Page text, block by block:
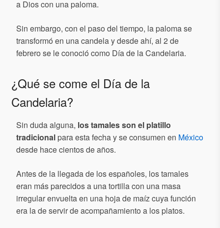
a Dios con una paloma.
Sin embargo, con el paso del tiempo, la paloma se
transformó en una candela y desde ahí, al 2 de
febrero se le conoció como Día de la Candelaria.
¿Qué se come el Día de la
Candelaria?
Sin duda alguna, los tamales son el platillo
tradicional para esta fecha y se consumen en México
desde hace cientos de años.
Antes de la llegada de los españoles, los tamales
eran más parecidos a una tortilla con una masa
irregular envuelta en una hoja de maíz cuya función
era la de servir de acompañamiento a los platos.